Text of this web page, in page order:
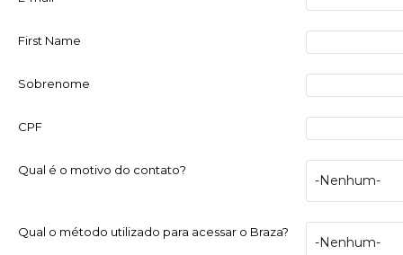
First Name
Sobrenome
CPF
Qual é o motivo do contato?
Qual o método utilizado para acessar o Braza?